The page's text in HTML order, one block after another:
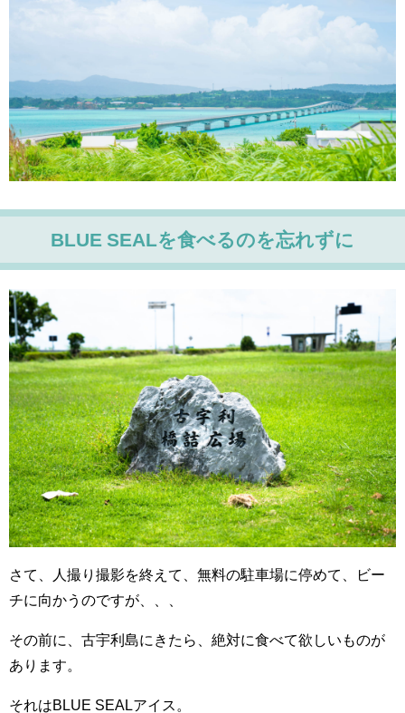
BLUE SEALを食べるのを忘れずに
さて、人撮り撮影を終えて、無料の駐車場に停めて、ビー
チに向かうのですが、、、
その前に、古宇利島にきたら、絶対に食べて欲しいものが
あります。
それはBLUE SEALアイス。